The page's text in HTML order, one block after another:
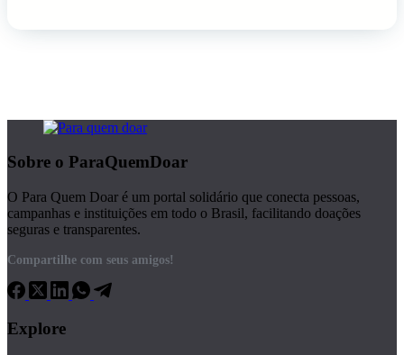
Sobre o ParaQuemDoar
O Para Quem Doar é um portal solidário que conecta pessoas,
campanhas e instituições em todo o Brasil, facilitando doações
seguras e transparentes.
Compartilhe com seus amigos!
Explore